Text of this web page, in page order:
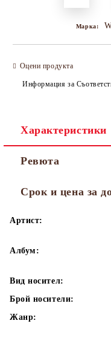
Марка:
Оцени продукта
Информация за
Характеристики
Ревюта
Срок и цена за
Артист:
Албум:
Вид носител:
Брой носители:
Жанр: